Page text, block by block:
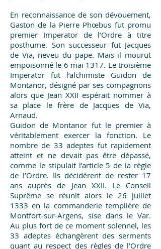
En reconnaissance de son dévouement,
Gaston de la Pierre Phœbus fut promu
premier Imperator de l’Ordre à titre
posthume. Son successeur fut Jacques
de Via, neveu du pape. Mais il mourut
empoisonné le 6 mai 1317. Le troisième
Imperator fut l’alchimiste Guidon de
Montanor, désigné par ses compagnons
alors que Jean XXII espérait nommer à
sa place le frère de Jacques de Via,
Arnaud.
Guidon de Montanor fut le premier à
véritablement exercer la fonction. Le
nombre de 33 adeptes fut rapidement
atteint et ne devait pas être dépassé,
comme le stipulait l’article 5 de la règle
de l’Ordre. Ils décidèrent de rester 17
ans auprès de Jean XXII. Le Conseil
Suprême se réunit alors le 26 juillet
1333 en la commanderie templière de
Montfort-sur-Argens, sise dans le Var.
Au plus fort de ce moment solennel, les
33 adeptes échangèrent des serments
quant au respect des règles de l’Ordre